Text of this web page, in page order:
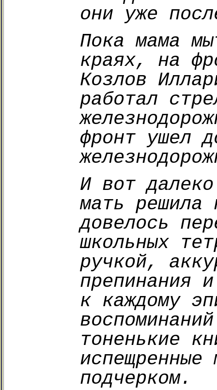
они уже
Пока мама
краях, на
Козлов
работал
фронт ушел
И вот
мать
довелось
школьных
ручкой,
препинания
к каждому
тоненькие
подчерком.